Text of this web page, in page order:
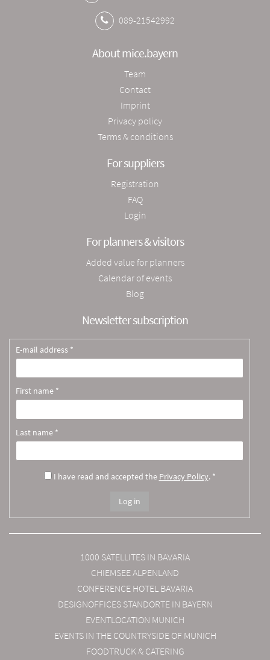
089-21542992
About mice.bayern
Team
Contact
Imprint
Privacy policy
Terms & conditions
For suppliers
Registration
FAQ
Login
For planners & visitors
Added value for planners
Calendar of events
Blog
Newsletter subscription
E-mail address *
First name *
Last name *
I have read and accepted the Privacy Policy. *
1000 SATELLITES IN BAVARIA
CHIEMSEE ALPENLAND
CONFERENCE HOTEL BAVARIA
DESIGNOFFICES STANDORTE IN BAYERN
EVENTLOCATION MUNICH
EVENTS IN THE COUNTRYSIDE OF MUNICH
FOODTRUCK & CATERING